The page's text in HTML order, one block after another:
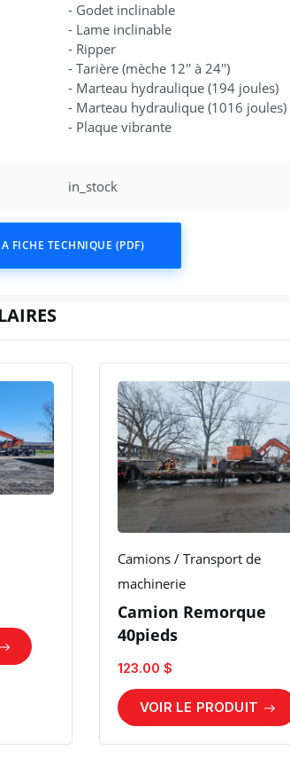
- Godet inclinable
- Lame inclinable
- Ripper
- Tarière (mèche 12'' à 24'')
- Marteau hydraulique (194 joules)
- Marteau hydraulique (1016 joules)
- Plaque vibrante
in_stock
FICHE TECHNIQUE (PDF)
Camions / Transport de
machinerie
Camion Remorque
40pieds
123.00 $
VOIR LE PRODUIT